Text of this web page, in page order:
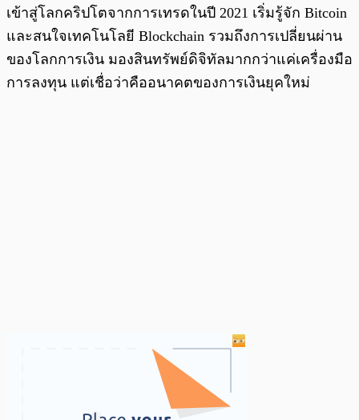
เข้าสู่โลกคริปโตจากการเทรดในปี 2021 เริ่มรู้จัก Bitcoin
และสนใจเทคโนโลยี Blockchain รวมถึงการเปลี่ยนผ่าน
ของโลกการเงิน มองสินทรัพย์ดิจิทัลมากกว่าแค่เครื่องมือ
การลงทุน แต่เชื่อว่าคืออนาคตของการเงินยุคใหม่